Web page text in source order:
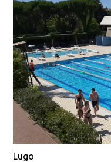
Lugo